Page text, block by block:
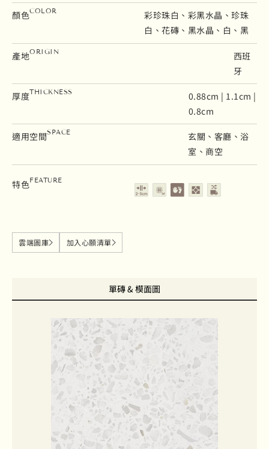
顏色COLOR
彩珍珠白、彩黑水晶、珍珠
白、花磚、黑水晶、白、黑
產地ORIGIN
西班
牙
厚度THICKNESS
0.88cm | 1.1cm |
0.8cm
適用空間SPACE
玄關、客廳、浴
室、商空
特色FEATURE
雲端圖庫 加入心願清單
單磚 & 模面圖